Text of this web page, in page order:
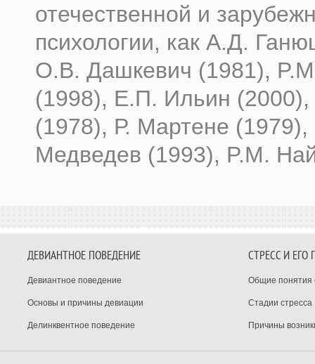
отече­ственной и
психологии, как А.Д.
О.В. Дашке­вич (1981),
(1998), Е.П. Ильин (2000),
(1978), Р. Мартене
Медведев (1993), P.M.
ДЕВИАНТНОЕ ПОВЕДЕНИЕ
Девиантное поведение
Основы и причины девиации
Делинквентное поведение
СТРЕСС И ЕГО
Общие понятия
Стадии стресса
Причины